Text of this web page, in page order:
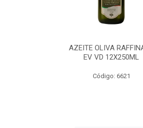
AZEITE OLIVA
EV VD 12X250ML
Código: 6621